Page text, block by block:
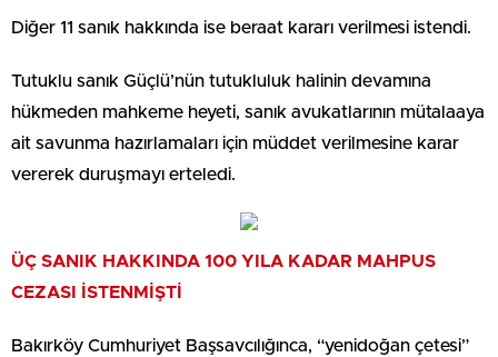
Diğer 11 sanık hakkında ise beraat kararı verilmesi istendi.
Tutuklu sanık Güçlü’nün tutukluluk halinin devamına
hükmeden mahkeme heyeti, sanık avukatlarının mütalaaya
ait savunma hazırlamaları için müddet verilmesine karar
vererek duruşmayı erteledi.
ÜÇ SANIK HAKKINDA 100 YILA KADAR MAHPUS
CEZASI İSTENMİŞTİ
Bakırköy Cumhuriyet Başsavcılığınca, “yenidoğan çetesi”